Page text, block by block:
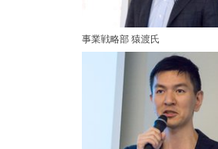
事業戦略部 猿渡氏